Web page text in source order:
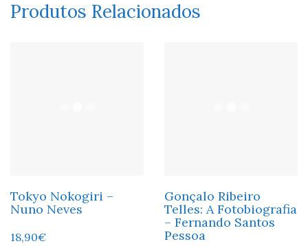
Produtos Relacionados
Tokyo Nokogiri –
Nuno Neves
18,90€
Gonçalo Ribeiro
Telles: A Fotobiografia
– Fernando Santos
Pessoa